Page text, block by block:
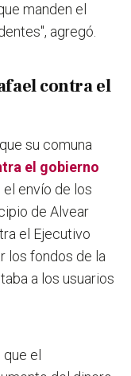
manden el
agregó.
contra el
su comuna
el gobierno
envío de los
de Alvear
el Ejecutivo
los fondos de la
a los usuarios
el